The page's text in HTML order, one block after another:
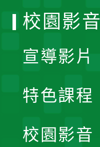
校園影音
宣導影片
特色課程
校園影音